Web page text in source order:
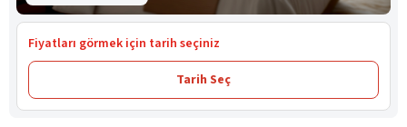
Fiyatları görmek için tarih seçiniz
Tarih Seç